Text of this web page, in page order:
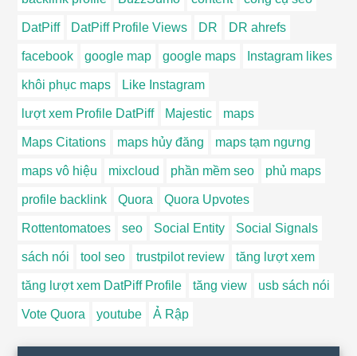
DatPiff DatPiff Profile Views DR DR ahrefs
facebook google map google maps Instagram likes
khôi phục maps Like Instagram
lượt xem Profile DatPiff Majestic maps
Maps Citations maps hủy đăng maps tạm ngưng
maps vô hiệu mixcloud phần mềm seo phủ maps
profile backlink Quora Quora Upvotes
Rottentomatoes seo Social Entity Social Signals
sách nói tool seo trustpilot review tăng lượt xem
tăng lượt xem DatPiff Profile tăng view usb sách nói
Vote Quora youtube Ả Rập